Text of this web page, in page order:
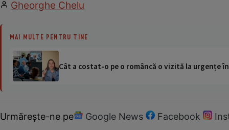
Gheorghe Chelu
MAI MULTE PENTRU TINE
Cât a costat-o pe o româncă o vizită la urgențe
Urmărește-ne pe Google News Facebook